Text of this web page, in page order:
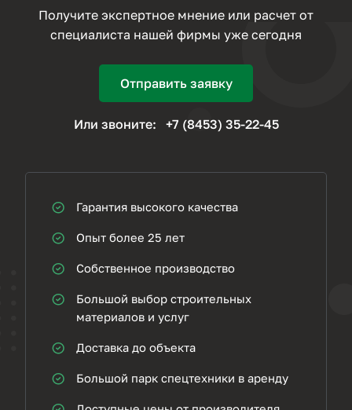
Получите экспертное мнение или расчет от
специалиста нашей фирмы уже сегодня
Отправить заявку
Или звоните: +7 (8453) 35-22-45
Гарантия высокого качества
Опыт более 25 лет
Собственное производство
Большой выбор строительных
материалов и услуг
Доставка до объекта
Большой парк спецтехники в аренду